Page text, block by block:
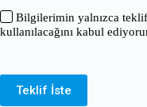
Bilgilerimin yalnızca
kullanılacağını kabul
Teklif İste